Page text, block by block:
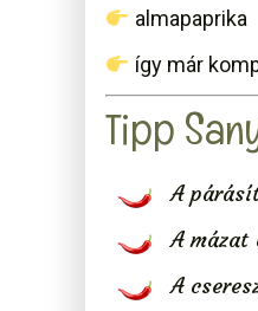
almapaprika
így már
Tipp
A
A mázat
A